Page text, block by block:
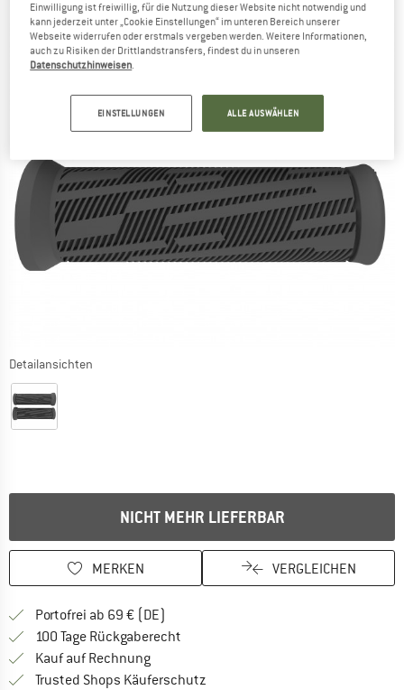
Detailansichten
NICHT MEHR LIEFERBAR
MERKEN VERGLEICHEN
Portofrei ab 69 € (DE)
100 Tage Rückgaberecht
Kauf auf RechnungFinde die Zahlungs-Infos hier! Öffnet
Trusted Shops Käuferschutz
Einwilligung ist freiwillig, für die Nutzung dieser Website nicht notwendig und
kann jederzeit unter „Cookie Einstellungen“ im unteren Bereich unserer
Webseite widerrufen oder erstmals vergeben werden. Weitere Informationen,
auch zu Risiken der Drittlandstransfers, findest du in unseren
Datenschutzhinweisen.
EINSTELLUNGEN ALLE AUSWÄHLEN